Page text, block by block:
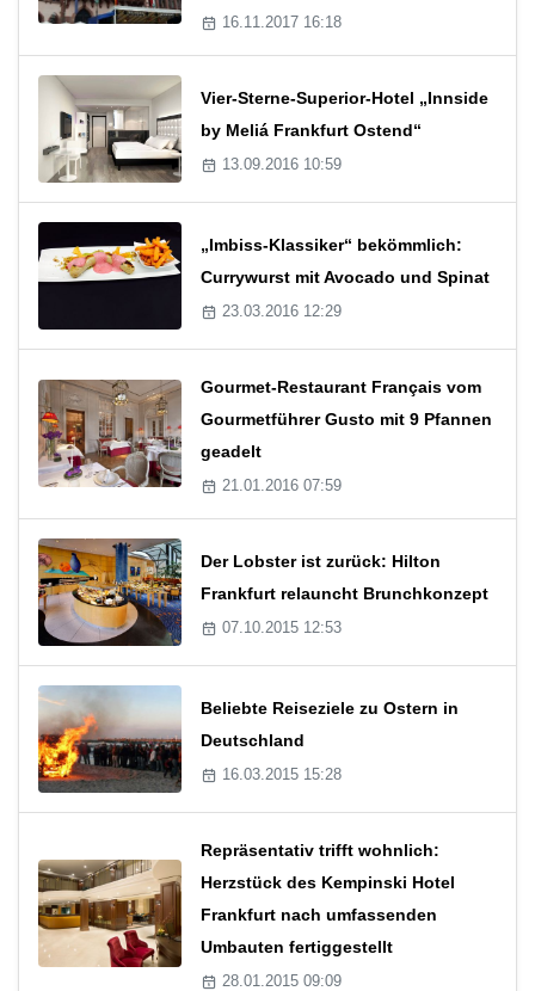
16.11.2017 16:18
Vier-Sterne-Superior-Hotel „Innside
by Meliá Frankfurt Ostend“
13.09.2016 10:59
„Imbiss-Klassiker“ bekömmlich:
Currywurst mit Avocado und Spinat
23.03.2016 12:29
Gourmet-Restaurant Français vom
Gourmetführer Gusto mit 9 Pfannen
geadelt
21.01.2016 07:59
Der Lobster ist zurück: Hilton
Frankfurt relauncht Brunchkonzept
07.10.2015 12:53
Beliebte Reiseziele zu Ostern in
Deutschland
16.03.2015 15:28
Repräsentativ trifft wohnlich:
Herzstück des Kempinski Hotel
Frankfurt nach umfassenden
Umbauten fertiggestellt
28.01.2015 09:09